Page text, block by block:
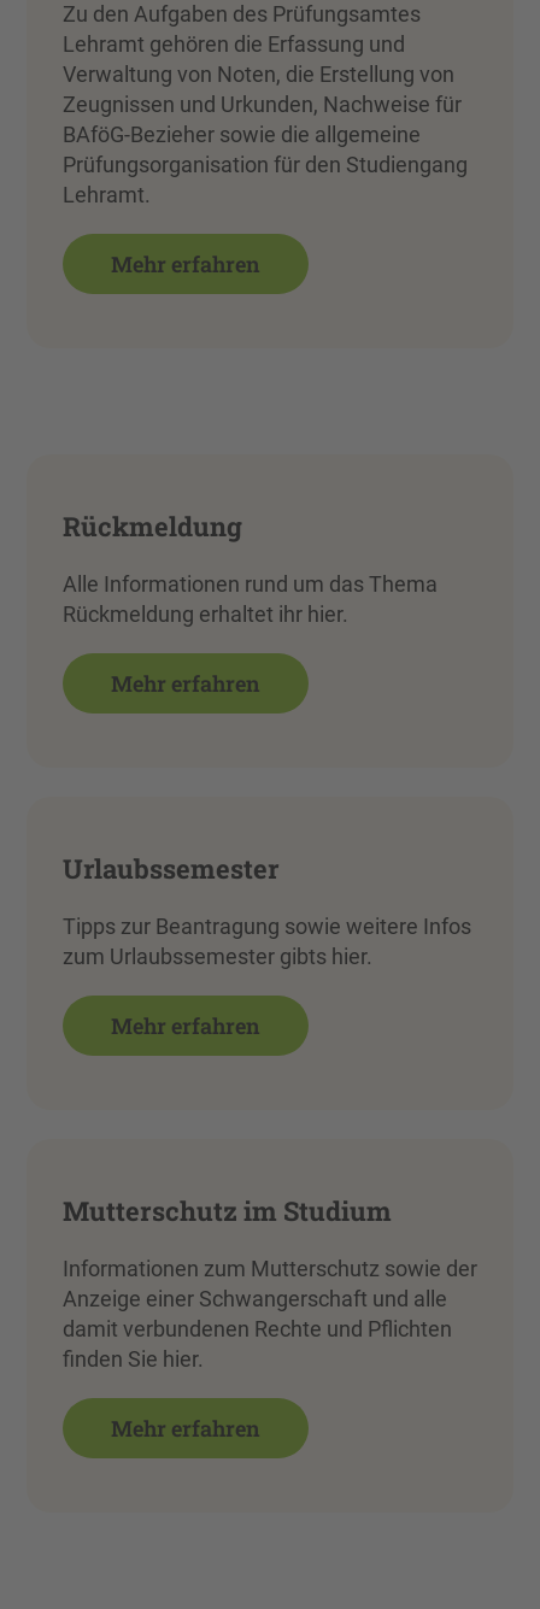
Zu den Aufgaben des Prüfungsamtes
Lehramt gehören die Erfassung und
Verwaltung von Noten, die Erstellung von
Zeugnissen und Urkunden, Nachweise für
BAföG-Bezieher sowie die allgemeine
Prüfungsorganisation für den Studiengang
Lehramt.
Mehr erfahren
Rückmeldung
Alle Informationen rund um das Thema
Rückmeldung erhaltet ihr hier.
Mehr erfahren
Urlaubssemester
Tipps zur Beantragung sowie weitere Infos
zum Urlaubssemester gibts hier.
Mehr erfahren
Mutterschutz im Studium
Informationen zum Mutterschutz sowie der
Anzeige einer Schwangerschaft und alle
damit verbundenen Rechte und Pflichten
finden Sie hier.
Mehr erfahren